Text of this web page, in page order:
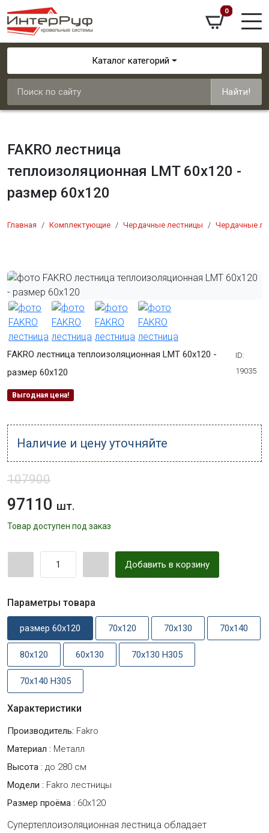
0
Каталог категорий
Найти!
FAKRO лестница
теплоизоляционная LMT 60x120 -
размер 60x120
Главная Комплектующие Чердачные лестницы Чердачные
FAKRO лестница теплоизоляционная LMT 60x120 -
размер 60x120
ID:
19035
Выгодная цена!
Наличие и цену уточняйте
107900
97110 шт.
Товар доступен под заказ
Добавить в корзину
Параметры товара
размер 60x120 70x120 70x130 70x140
80x120 60x130 70x130 Н305
70x140 Н305
Характеристики
Производитель: Fakro
Материал : Металл
Высота : до 280 см
Модели : Fakro лестницы
Размер проёма : 60x120
Супертеплоизоляционная лестница обладает